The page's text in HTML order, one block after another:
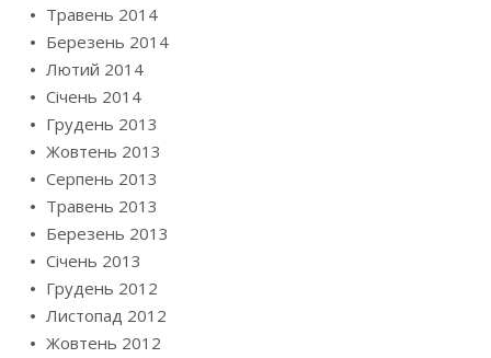
Травень 2014
Березень 2014
Лютий 2014
Січень 2014
Грудень 2013
Жовтень 2013
Серпень 2013
Травень 2013
Березень 2013
Січень 2013
Грудень 2012
Листопад 2012
Жовтень 2012